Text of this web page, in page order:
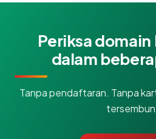
Periksa
dalam
Tanpa pendaftaran. Tanpa